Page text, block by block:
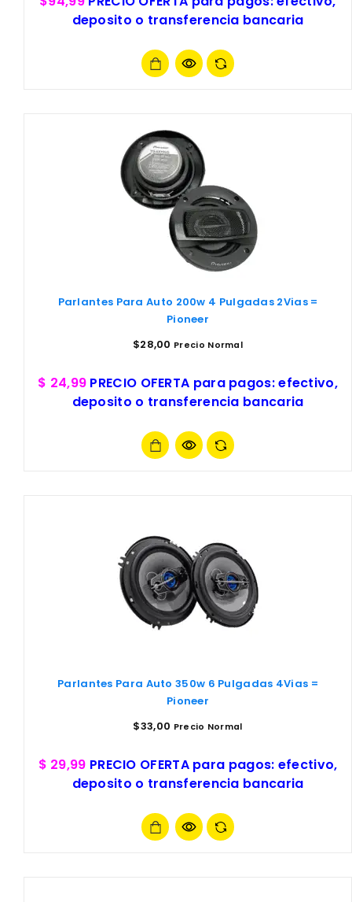
deposito o transferencia bancaria
Parlantes Para Auto 200w 4 Pulgadas 2Vias =
Pioneer
$28,00 Precio Normal
$ 24,99 PRECIO OFERTA para pagos: efectivo,
deposito o transferencia bancaria
Parlantes Para Auto 350w 6 Pulgadas 4Vias =
Pioneer
$33,00 Precio Normal
$ 29,99 PRECIO OFERTA para pagos: efectivo,
deposito o transferencia bancaria